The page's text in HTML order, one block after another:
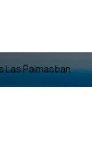
Las Palmasban